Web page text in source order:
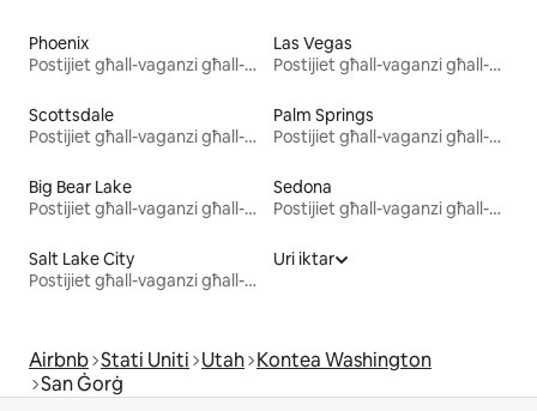
Phoenix
Postijiet għall-vaganzi għall-kiri
Las Vegas
Postijiet għall-vaganzi għall-kiri
Scottsdale
Postijiet għall-vaganzi għall-kiri
Palm Springs
Postijiet għall-vaganzi għall-kiri
Big Bear Lake
Postijiet għall-vaganzi għall-kiri
Sedona
Postijiet għall-vaganzi għall-kiri
Salt Lake City
Postijiet għall-vaganzi għall-kiri
Uri iktar
Airbnb Stati Uniti Utah Kontea Washington
San Ġorġ